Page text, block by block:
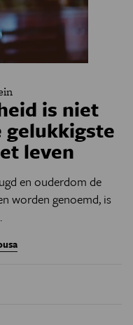
is niet
gelukkigste
leven
en ouderdom de
worden genoemd, is